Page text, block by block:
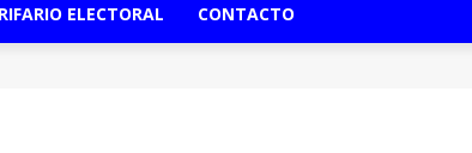
ELECTORAL CONTACTO